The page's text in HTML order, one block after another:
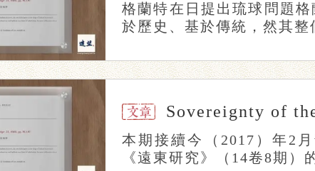
格蘭特在日提出琉球問題
於歷史、基於傳統，然其
Sovereignty of
本期接續今（2017）年2
《遠東研究》（14卷8期